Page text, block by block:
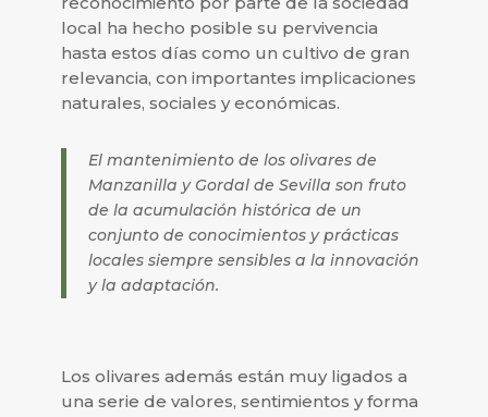
local ha hecho posible su pervivencia
hasta estos días como un cultivo de gran
relevancia, con importantes implicaciones
naturales, sociales y económicas.
El mantenimiento de los olivares de
Manzanilla y Gordal de Sevilla son fruto
de la acumulación histórica de un
conjunto de conocimientos y prácticas
locales siempre sensibles a la innovación
y la adaptación.
Los olivares además están muy ligados a
una serie de valores, sentimientos y forma